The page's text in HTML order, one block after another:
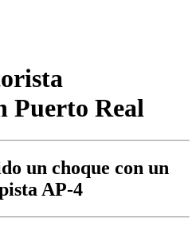
Puerto Real
un choque con un
AP-4